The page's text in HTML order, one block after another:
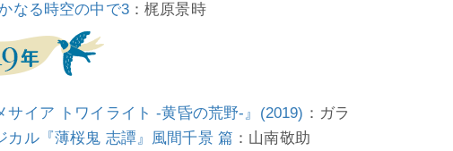
なる時空の中で3：梶原景時
サイア トワイライト -黄昏の荒野-』(2019) ：ガラ
カル『薄桜鬼 志譚』風間千景 篇 ：山南敬助